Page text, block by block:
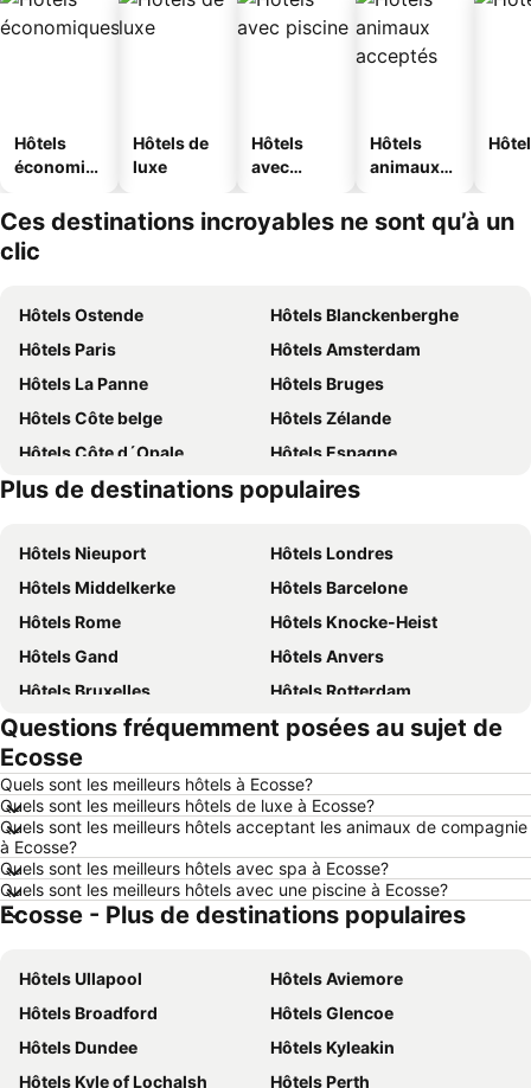
Hôtels
économiq
Hôtels de
luxe
Hôtels
avec
Hôtels
animaux
Ces destinations incroyables ne sont qu’à un
clic
Hôtels Ostende
Hôtels Blanckenberghe
Hôtels Paris
Hôtels Amsterdam
Hôtels La Panne
Hôtels Bruges
Hôtels Côte belge
Hôtels Zélande
Hôtels Côte d´Opale
Hôtels Espagne
Hôtels Belgique
Hôtels Ardennes belges
Plus de destinations populaires
Hôtels Nieuport
Hôtels Londres
Hôtels Middelkerke
Hôtels Barcelone
Hôtels Rome
Hôtels Knocke-Heist
Hôtels Gand
Hôtels Anvers
Hôtels Bruxelles
Hôtels Rotterdam
Hôtels Maastricht
Hôtels Durbuy
Hôtels Hasselt
Hôtels Boulogne-sur-Mer
Hôtels Le Coq
Hôtels Le Touquet-Paris-Plage
Hôtels Dunkerque
Hôtels Málaga
Hôtels France
Hôtels Luxembourg
Hôtels Ténérife
Hôtels Majorque
Hôtels Ibiza
Questions fréquemment posées au sujet de
Ecosse
Quels sont les meilleurs hôtels à Ecosse?
Quels sont les meilleurs hôtels de luxe à Ecosse?
Quels sont les meilleurs hôtels acceptant les animaux de compagnie
à Ecosse?
Quels sont les meilleurs hôtels avec spa à Ecosse?
Quels sont les meilleurs hôtels avec une piscine à Ecosse?
Ecosse - Plus de destinations populaires
Hôtels Ullapool
Hôtels Aviemore
Hôtels Broadford
Hôtels Glencoe
Hôtels Dundee
Hôtels Kyleakin
Hôtels Kyle of Lochalsh
Hôtels Perth